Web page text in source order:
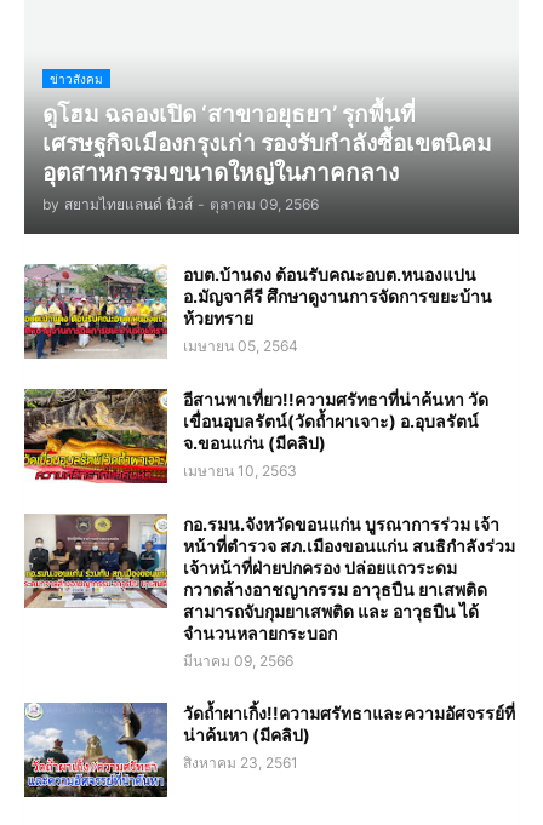
ข่าวสังคม
ดูโฮม ฉลองเปิด ‘สาขาอยุธยา’ รุกพื้นที่
เศรษฐกิจเมืองกรุงเก่า รองรับกำลังซื้อเขตนิคม
อุตสาหกรรมขนาดใหญ่ในภาคกลาง
by สยามไทยแลนด์ นิวส์ - ตุลาคม 09, 2566
อบต.บ้านดง ต้อนรับคณะอบต.หนองแปน
อ.มัญจาคีรี ศึกษาดูงานการจัดการขยะบ้าน
ห้วยทราย
เมษายน 05, 2564
อีสานพาเที่ยว!!ความศรัทธาที่น่าค้นหา วัด
เขื่อนอุบลรัตน์(วัดถ้ำผาเจาะ) อ.อุบลรัตน์
จ.ขอนแก่น (มีคลิป)
เมษายน 10, 2563
กอ.รมน.จังหวัดขอนแก่น บูรณาการร่วม เจ้า
หน้าที่ตำรวจ สภ.เมืองขอนแก่น สนธิกำลังร่วม
เจ้าหน้าที่ฝ่ายปกครอง ปล่อยแถวระดม
กวาดล้างอาชญากรรม อาวุธปืน ยาเสพติด
สามารถจับกุมยาเสพติด และ อาวุธปืน ได้
จำนวนหลายกระบอก
มีนาคม 09, 2566
วัดถ้ำผาเกิ้ง!!ความศรัทธาและความอัศจรรย์ที่
น่าค้นหา (มีคลิป)
สิงหาคม 23, 2561